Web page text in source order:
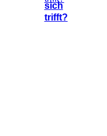
sich
trifft?